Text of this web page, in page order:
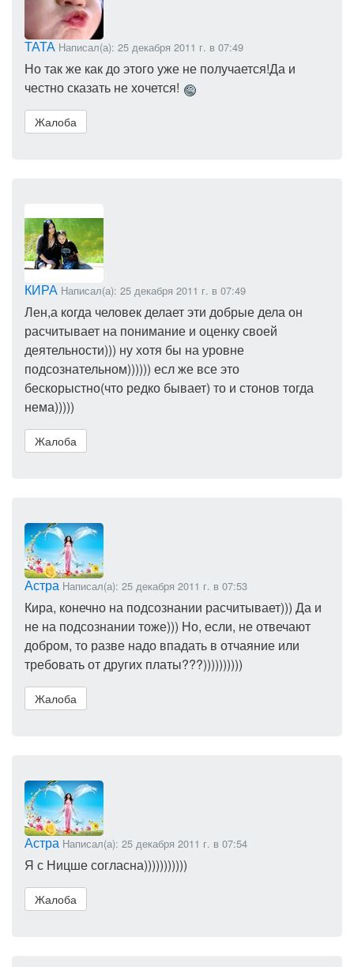
ТАТА Написал(а): 25 декабря 2011 г. в 07:49
Но так же как до этого уже не получается!Да и
честно сказать не хочется!
Жалоба
КИРА Написал(а): 25 декабря 2011 г. в 07:49
Лен,а когда человек делает эти добрые дела он
расчитывает на понимание и оценку своей
деятельности))) ну хотя бы на уровне
подсознательном)))))) есл же все это
бескорыстно(что редко бывает) то и стонов тогда
нема)))))
Жалоба
Астра Написал(а): 25 декабря 2011 г. в 07:53
Кира, конечно на подсознании расчитывает))) Да и
не на подсознании тоже))) Но, если, не отвечают
добром, то разве надо впадать в отчаяние или
требовать от других платы???))))))))))
Жалоба
Астра Написал(а): 25 декабря 2011 г. в 07:54
Я с Ницше согласна)))))))))))
Жалоба